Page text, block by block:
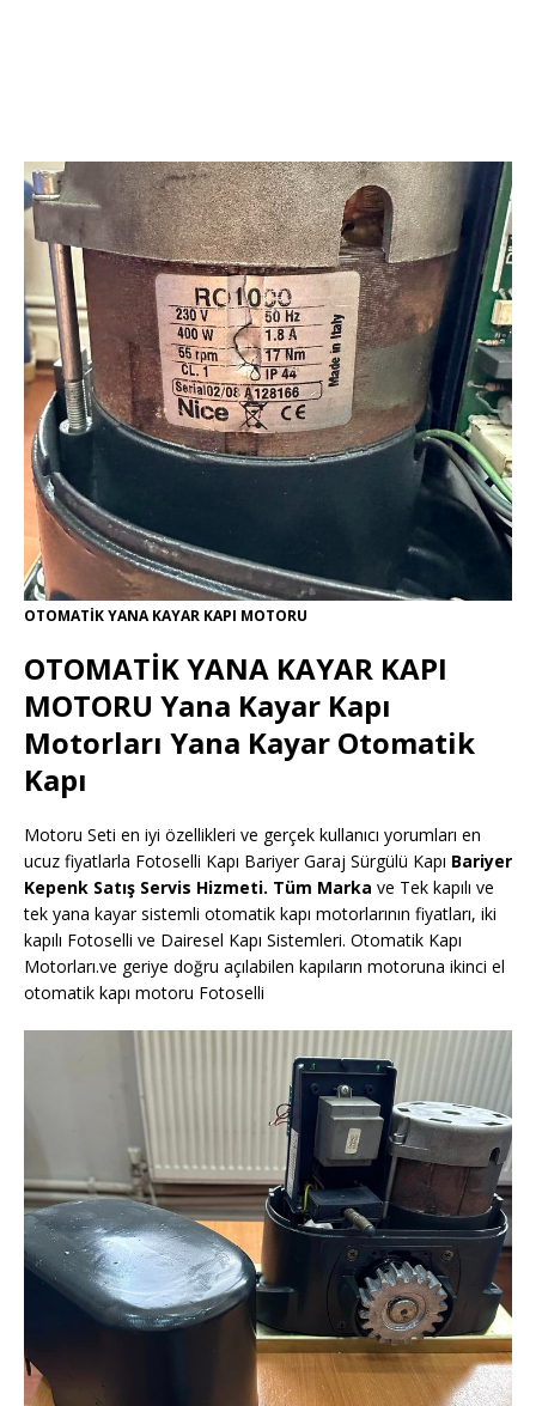
OTOMATİK YANA KAYAR KAPI MOTORU
OTOMATİK YANA KAYAR KAPI
MOTORU Yana Kayar Kapı
Motorları Yana Kayar Otomatik
Kapı
Motoru Seti en iyi özellikleri ve gerçek kullanıcı yorumları en
ucuz fiyatlarla Fotoselli Kapı Bariyer Garaj Sürgülü Kapı Bariyer
Kepenk Satış Servis Hizmeti. Tüm Marka ve Tek kapılı ve
tek yana kayar sistemli otomatik kapı motorlarının fiyatları, iki
kapılı Fotoselli ve Dairesel Kapı Sistemleri. Otomatik Kapı
Motorları.ve geriye doğru açılabilen kapıların motoruna ikinci el
otomatik kapı motoru Fotoselli